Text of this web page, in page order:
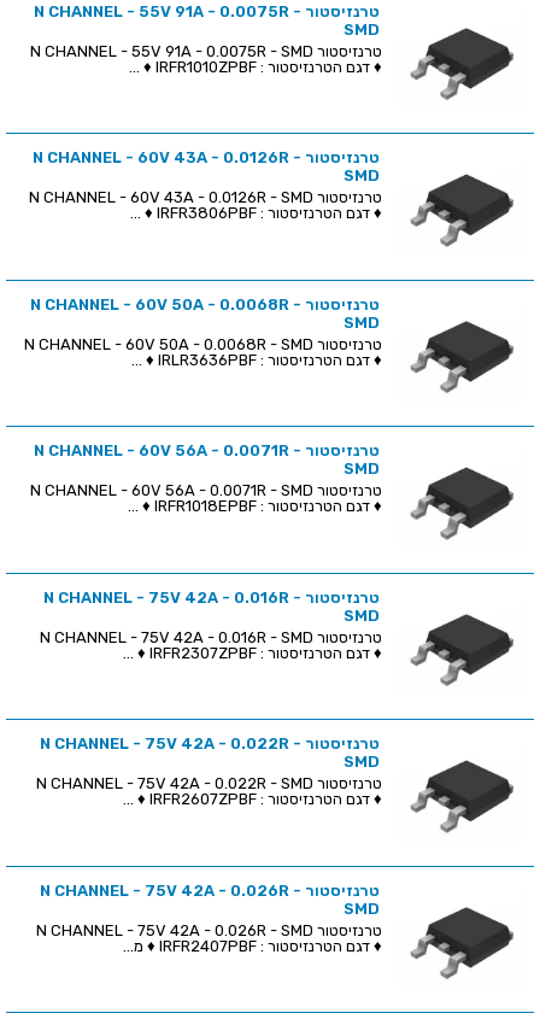
טרנזיסטור N CHANNEL - 55V 91A - 0.0075R -
SMD
♦ דגם הטרנזיסטור : IRFR1010ZPBF ♦ ...
טרנזיסטור N CHANNEL - 60V 43A - 0.0126R -
SMD
♦ דגם הטרנזיסטור : IRFR3806PBF ♦ ...
טרנזיסטור N CHANNEL - 60V 50A - 0.0068R -
SMD
♦ דגם הטרנזיסטור : IRLR3636PBF ♦ ...
טרנזיסטור N CHANNEL - 60V 56A - 0.0071R -
SMD
♦ דגם הטרנזיסטור : IRFR1018EPBF ♦ ...
טרנזיסטור N CHANNEL - 75V 42A - 0.016R -
SMD
♦ דגם הטרנזיסטור : IRFR2307ZPBF ♦ ...
טרנזיסטור N CHANNEL - 75V 42A - 0.022R -
SMD
♦ דגם הטרנזיסטור : IRFR2607ZPBF ♦ ...
טרנזיסטור N CHANNEL - 75V 42A - 0.026R -
SMD
♦ דגם הטרנזיסטור : IRFR2407PBF ♦ מ...